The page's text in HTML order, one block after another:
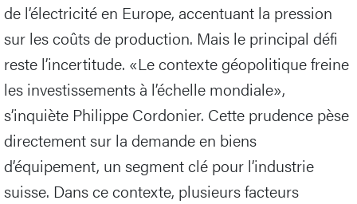
de l’électricité en Europe, accentuant la pression
sur les coûts de production. Mais le principal défi
reste l’incertitude. «Le contexte géopolitique freine
les investissements à l’échelle mondiale»,
s’inquiète Philippe Cordonier. Cette prudence pèse
directement sur la demande en biens
d’équipement, un segment clé pour l’industrie
suisse. Dans ce contexte, plusieurs facteurs